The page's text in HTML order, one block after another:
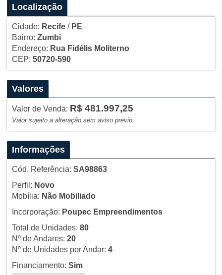
Localização
Cidade: Recife/ PE
Bairro: Zumbi
Endereço: Rua Fidélis Moliterno
CEP: 50720-590
Valores
Valor de Venda: R$ 481.997,25
Valor sujeito a alteração sem aviso prévio
Informações
Cód. Referência: SA98863
Perfil: Novo
Mobília: Não Mobiliado
Incorporação: Poupec Empreendimentos
Total de Unidades: 80
Nº de Andares: 20
Nº de Unidades por Andar: 4
Financiamento: Sim